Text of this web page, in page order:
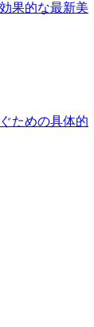
果的な最新美
ための具体的